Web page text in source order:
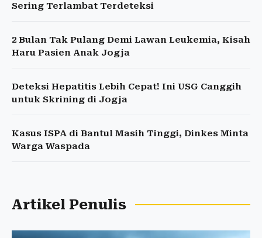
Sering Terlambat Terdeteksi
2 Bulan Tak Pulang Demi Lawan Leukemia, Kisah
Haru Pasien Anak Jogja
Deteksi Hepatitis Lebih Cepat! Ini USG Canggih
untuk Skrining di Jogja
Kasus ISPA di Bantul Masih Tinggi, Dinkes Minta
Warga Waspada
Artikel Penulis